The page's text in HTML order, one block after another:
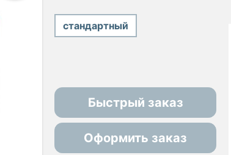
стандартный
Быстрый заказ
Оформить заказ